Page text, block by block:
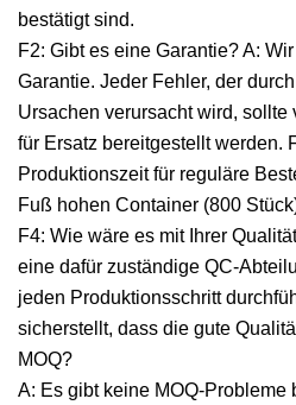
bestätigt sind.
F2: Gibt es eine Garantie? A:
Garantie. Jeder Fehler, der
Ursachen verursacht wird, sollte
für Ersatz bereitgestellt werden.
Produktionszeit für reguläre
Fuß hohen Container (800
F4: Wie wäre es mit Ihrer
eine dafür zuständige QC-
jeden Produktionsschritt
sicherstellt, dass die gute
MOQ?
A: Es gibt keine MOQ-Probleme